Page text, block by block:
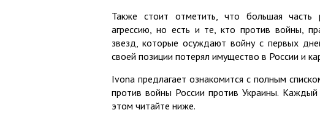
Также стоит отметить, что большая
агрессию, но есть и те, кто против войны,
звезд, которые осуждают войну с первых
своей позиции потерял имущество в России и
Ivona предлагает ознакомится с полным
против войны России против Украины.
этом читайте ниже.